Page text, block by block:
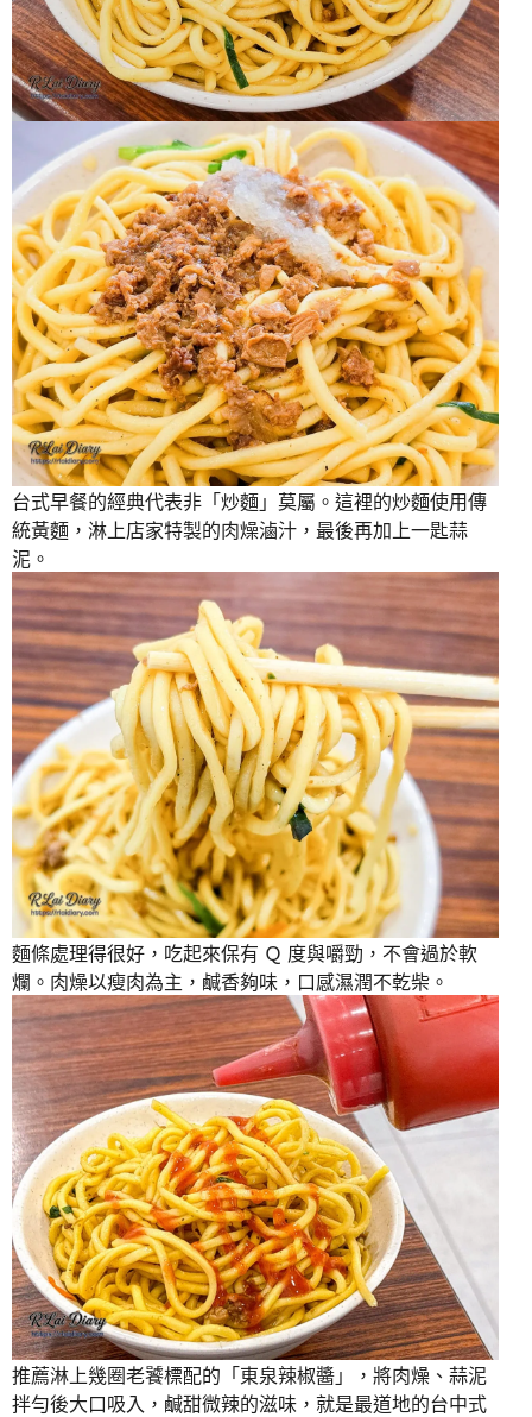
台式早餐的經典代表非「炒麵」莫屬。這裡的炒麵使用傳
統黃麵，淋上店家特製的肉燥滷汁，最後再加上一匙蒜
泥。
麵條處理得很好，吃起來保有 Ｑ 度與嚼勁，不會過於軟
爛。肉燥以瘦肉為主，鹹香夠味，口感濕潤不乾柴。
推薦淋上幾圈老饕標配的「東泉辣椒醬」，將肉燥、蒜泥
拌勻後大口吸入，鹹甜微辣的滋味，就是最道地的台中式